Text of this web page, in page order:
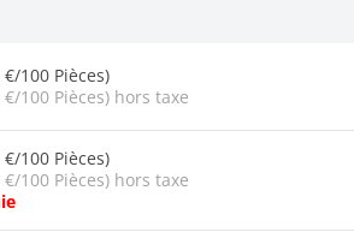
€/100 Pièces)
€/100 Pièces) hors taxe
€/100 Pièces)
€/100 Pièces) hors taxe